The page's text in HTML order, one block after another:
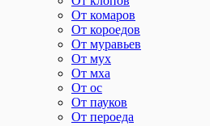
От комаров
От короедов
От муравьев
От мух
От мха
От ос
От пауков
От пероеда